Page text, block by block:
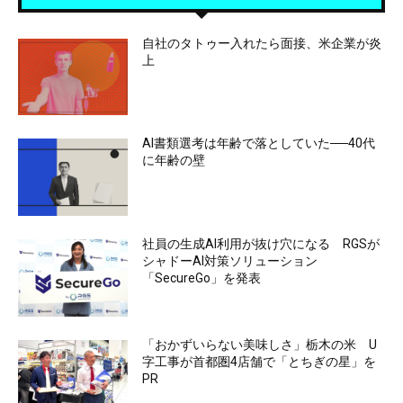
自社のタトゥー入れたら面接、米企業が炎
上
AI書類選考は年齢で落としていた──40代
に年齢の壁
社員の生成AI利用が抜け穴になる RGSが
シャドーAI対策ソリューション
「SecureGo」を発表
「おかずいらない美味しさ」栃木の米 U
字工事が首都圏4店舗で「とちぎの星」を
PR